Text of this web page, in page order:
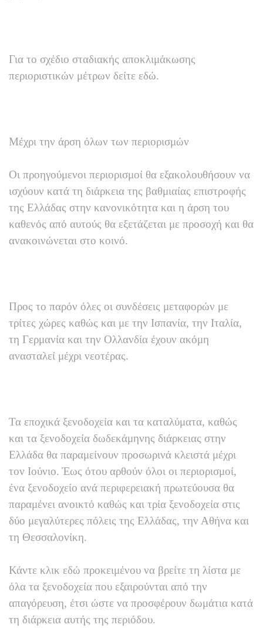
Για το σχέδιο σταδιακής αποκλιμάκωσης
περιοριστικών μέτρων δείτε εδώ.
Μέχρι την άρση όλων των περιορισμών
Οι προηγούμενοι περιορισμοί θα εξακολουθήσουν να
ισχύουν κατά τη διάρκεια της βαθμιαίας επιστροφής
της Ελλάδας στην κανονικότητα και η άρση του
καθενός από αυτούς θα εξετάζεται με προσοχή και θα
ανακοινώνεται στο κοινό.
Προς το παρόν όλες οι συνδέσεις μεταφορών με
τρίτες χώρες καθώς και με την Ισπανία, την Ιταλία,
τη Γερμανία και την Ολλανδία έχουν ακόμη
ανασταλεί μέχρι νεοτέρας.
Τα εποχικά ξενοδοχεία και τα καταλύματα, καθώς
και τα ξενοδοχεία δωδεκάμηνης διάρκειας στην
Ελλάδα θα παραμείνουν προσωρινά κλειστά μέχρι
τον Ιούνιο. Έως ότου αρθούν όλοι οι περιορισμοί,
ένα ξενοδοχείο ανά περιφερειακή πρωτεύουσα θα
παραμένει ανοικτό καθώς και τρία ξενοδοχεία στις
δύο μεγαλύτερες πόλεις της Ελλάδας, την Αθήνα και
τη Θεσσαλονίκη.
Κάντε κλικ εδώ προκειμένου να βρείτε τη λίστα με
όλα τα ξενοδοχεία που εξαιρούνται από την
απαγόρευση, έτσι ώστε να προσφέρουν δωμάτια κατά
τη διάρκεια αυτής της περιόδου.